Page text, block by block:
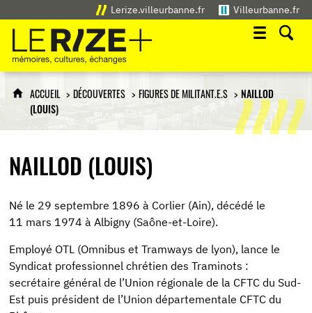
Lerize.villeurbanne.fr Villeurbanne.fr
Le Rize+
mémoires, cultures, échanges
ACCUEIL DÉCOUVERTES FIGURES DE MILITANT.E.S
NAILLOD
(LOUIS)
NAILLOD (LOUIS)
Né le 29 septembre 1896 à Corlier (Ain), décédé le
11 mars 1974 à Albigny (Saône-et-Loire).
Employé OTL (Omnibus et Tramways de lyon), lance le
Syndicat professionnel chrétien des Traminots :
secrétaire général de l’Union régionale de la CFTC du Sud-
Est puis président de l’Union départementale CFTC du